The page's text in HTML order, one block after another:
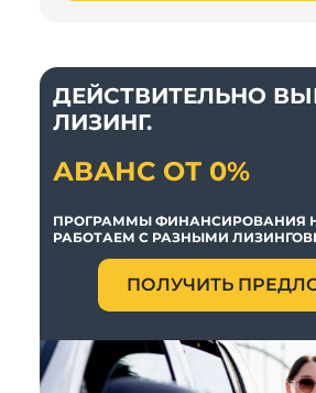
ДЕЙСТВИТЕЛЬНО
ЛИЗИНГ.
АВАНС ОТ 0%
ПРОГРАММЫ ФИНАНСИРОВАНИЯ
РАБОТАЕМ С РАЗНЫМИ
ПОЛУЧИТЬ